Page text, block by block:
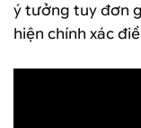
ý tưởng tuy đơn
hiện chính xác